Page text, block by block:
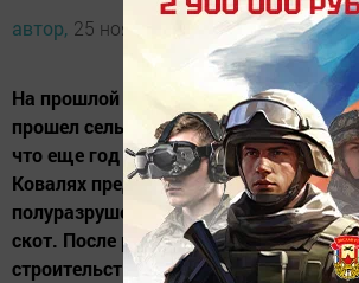
автор, 25 ноября 2011 - 06:03
На прошлой неделе на базе ООО
прошел сельскохозяйственный
что еще год назад
Ковалях представлял собой
полуразрушенных коровниках
скот. После реконструкции,
строительства новых корпусов